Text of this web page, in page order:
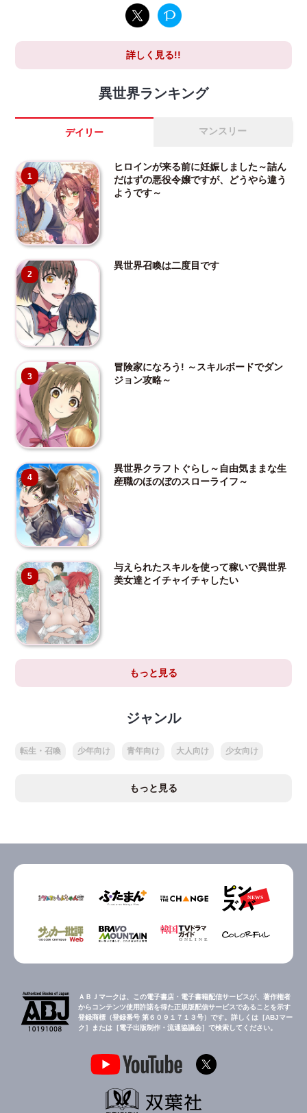
詳しく見る!!
異世界ランキング
デイリー マンスリー
1
ヒロインが来る前に妊娠しました～詰ん
だはずの悪役令嬢ですが、どうやら違う
ようです～
2
異世界召喚は二度目です
3
冒険家になろう! ～スキルボードでダン
ジョン攻略～
4
異世界クラフトぐらし～自由気ままな生
産職のほのぼのスローライフ～
5
与えられたスキルを使って稼いで異世界
美女達とイチャイチャしたい
もっと見る
ジャンル
転生・召喚 少年向け 青年向け 大人向け 少女向け
もっと見る
ＡＢＪマークは、この電子書店・電子書籍配信サービスが、著作権者
からコンテンツ使用許諾を得た正規版配信サービスであることを示す
登録商標（登録番号 第６０９１７１３号）です。詳しくは［ABJマー
ク］または［電子出版制作・流通協議会］で検索してください。